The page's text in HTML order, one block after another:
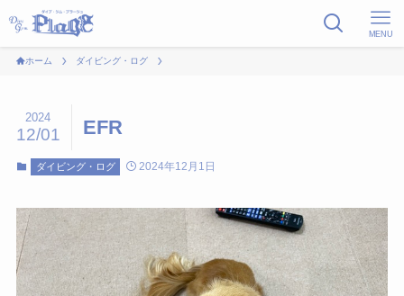
MENU
ホーム ダイビング・ログ
EFR
2024
12/01
ダイビング・ログ 2024年12月1日